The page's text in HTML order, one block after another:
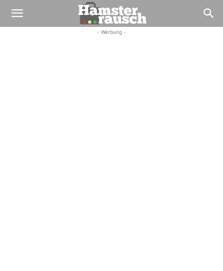
- Werbung -